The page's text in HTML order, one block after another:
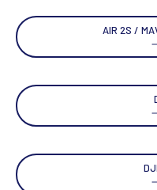
AIR 2S /